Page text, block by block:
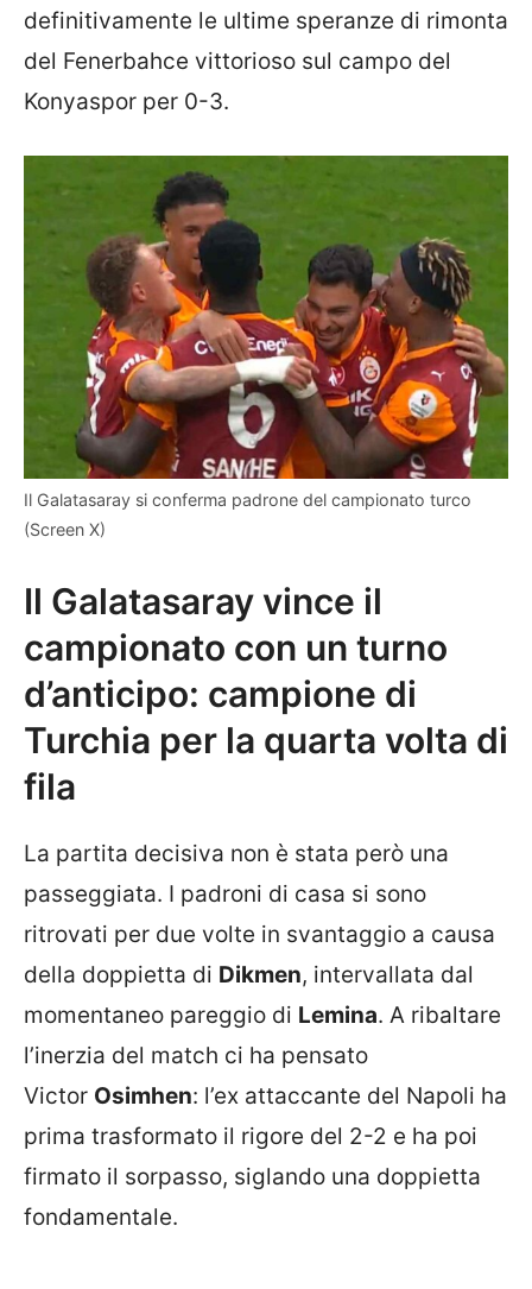
definitivamente le ultime speranze di rimonta
del Fenerbahce vittorioso sul campo del
Konyaspor per 0-3.
Il Galatasaray si conferma padrone del campionato turco
(Screen X)
Il Galatasaray vince il
campionato con un turno
d’anticipo: campione di
Turchia per la quarta volta di
fila
La partita decisiva non è stata però una
passeggiata. I padroni di casa si sono
ritrovati per due volte in svantaggio a causa
della doppietta di Dikmen, intervallata dal
momentaneo pareggio di Lemina. A ribaltare
l’inerzia del match ci ha pensato
Victor Osimhen: l’ex attaccante del Napoli ha
prima trasformato il rigore del 2-2 e ha poi
firmato il sorpasso, siglando una doppietta
fondamentale.